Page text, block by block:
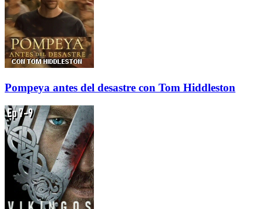
Pompeya antes del desastre con Tom Hiddleston